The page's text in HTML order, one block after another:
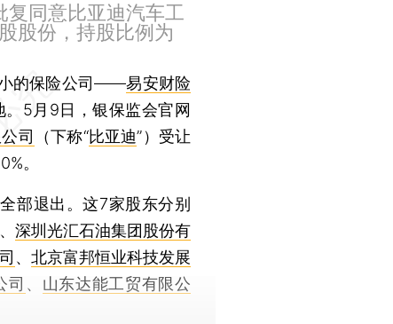
复同意比亚迪汽车工
股份，持股比例为
小的保险公司——易安财险
5月9日，银保监会官网
司 （下称“比亚迪”）受让
。
退出。这7家股东分别
、 深圳光汇石油集团股份有
、 北京富邦恒业科技发展
司 、 山东达能工贸有限公